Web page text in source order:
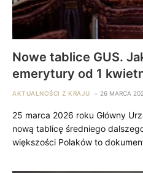
Nowe tablice GUS.
emerytury od 1
AKTUALNOŚCI Z KRAJU 26 MARCA
25 marca 2026 roku Główny
nową tablicę średniego
większości Polaków to